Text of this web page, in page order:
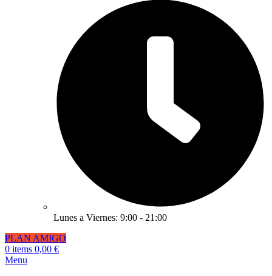
Lunes a Viernes: 9:00 - 21:00
PLAN AMIGO
0 items 0,00 €
Menu